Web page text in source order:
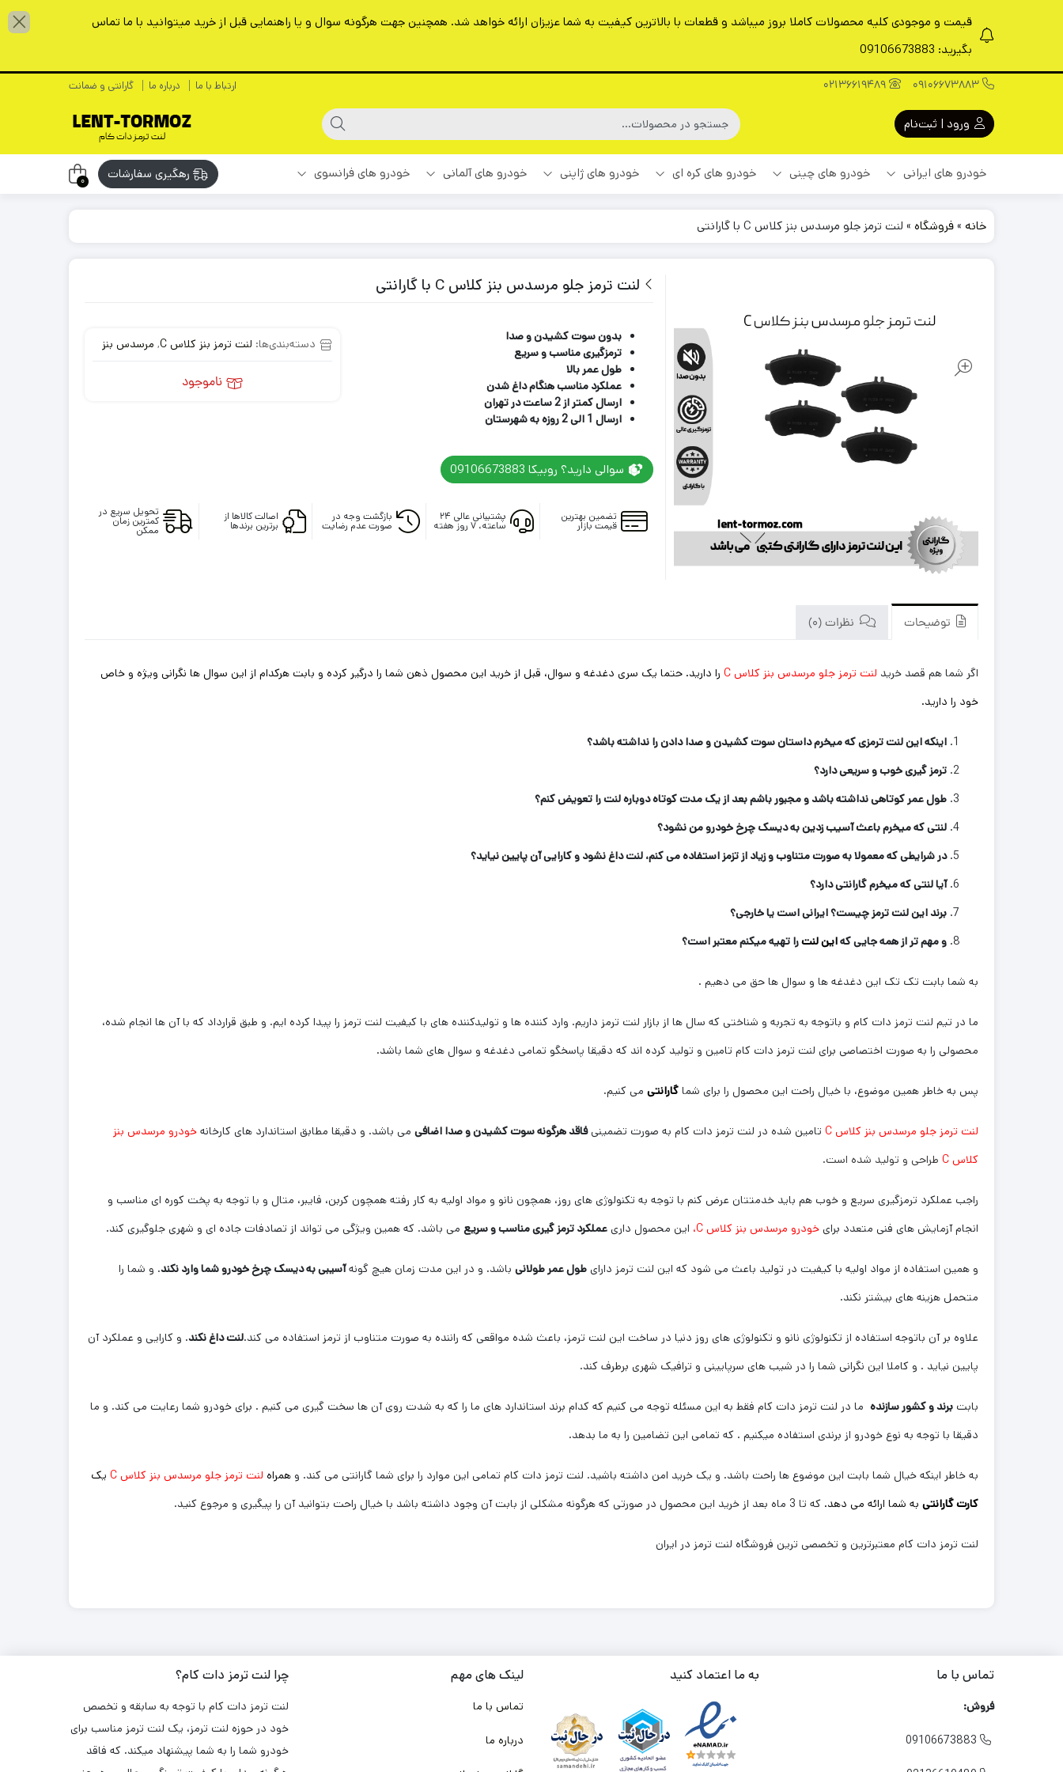
قیمت و موجودی کلیه محصولات کاملا بروز میباشد و قطعات با بالاترین کیفیت به شما عزیزان ارائه خواهد شد. همچنین جهت هرگونه سوال و یا راهنمایی قبل از خرید میتوانید با ما تماس
بگیرید: 09106673883
ارتباط با ما درباره ما گارانتی و ضمانت
ورود | ثبت‌نام
خودرو های ایرانی خودرو های چینی خودرو های کره ای خودرو های ژاپنی خودرو های آلمانی خودرو های فرانسوی رهگیری سفارشات 0
خانه »فروشگاه » لنت ترمز جلو مرسدس بنز کلاس C با گارانتی
لنت ترمز جلو مرسدس بنز کلاس C با گارانتی
بدون سوت کشیدن و صدا
ترمزگیری مناسب و سریع
طول عمر بالا
عملکرد مناسب هنگام داغ شدن
ارسال کمتر از 2 ساعت در تهران
ارسال 1 الی 2 روزه به شهرستان
سوالی دارید؟ روبیکا 09106673883
دسته‌بندی‌ها: لنت ترمز بنز کلاس C , مرسدس بنز
ناموجود
تضمین بهترین
قیمت بازار
پشتیبانی عالی ۲۴
ساعته، ۷ روز هفته
بازگشت وجه در
صورت عدم رضایت
اصالت کالاها از
برترین برندها
تحویل سریع در
کمترین زمان
ممکن
توضیحات نظرات (0)
اگر شما هم قصد خرید لنت ترمز جلو مرسدس بنز کلاس C
را دارید. حتما یک سری دغدغه و سوال، قبل از خرید این محصول ذهن شما را درگیر کرده و بابت هرکدام از این سوال ها نگرانی ویژه و خاص
خود را دارید.
اینکه این لنت ترمزی که میخرم داستان سوت کشیدن و صدا دادن را نداشته باشد؟
ترمز گیری خوب و سریعی دارد؟
طول عمر کوتاهی نداشته باشد و مجبور باشم بعد از یک مدت کوتاه دوباره لنت را تعویض کنم؟
لنتی که میخرم باعث آسیب زدین به دیسک چرخ خودرو من نشود؟
در شرایطی که معمولا به صورت متناوب و زیاد از تزمز استفاده می کنم، لنت داغ نشود و کارایی آن پایین نیاید؟
آیا لنتی که میخرم گارانتی دارد؟
برند این لنت ترمز چیست؟ ایرانی است یا خارجی؟
و مهم تر از همه جایی کهاین لنترا تهیه میکنم معتبر است؟
به شما بابت تک تک این دغدغه ها و سوال ها حق می دهیم .
ما در تیم لنت ترمز دات کام و باتوجه به تجربه و شناختی که سال ها از بازار لنت ترمز داریم. وارد کننده ها و تولیدکننده های با کیفیت لنت ترمز را پیدا کرده ایم. و طبق قرارداد که با آن ها انجام شده،
محصولی را به صورت اختصاصی برای لنت ترمز دات کام تامین و تولید کرده اند که دقیقا پاسخگو تمامی دغدغه و سوال های شما باشد.
پس به خاطر همین موضوع، با خیال راحت این محصول را برای شما گارانتی می کنیم.
لنت ترمز جلو مرسدس بنز کلاس C تامین شده در لنت ترمز دات کام به صورت تضمینیفاقد هرگونه سوت کشیدن و صدا اضافی می باشد. و دقیقا مطابق استاندارد های کارخانه خودرو مرسدس بنز
کلاس C
طراحی و تولید شده است.
راجب عملکرد ترمزگیری سریع و خوب هم باید خدمتتان عرض کنم با توجه به تکنولوژی های روز، همچون نانو و مواد اولیه به کار رفته همچون کربن، فایبر، متال و با توجه به پخت کوره ای مناسب و
انجام آزمایش های فنی متعدد برای خودرو مرسدس بنز کلاس C، این محصول داری عملکرد ترمز گیری مناسب و سریع می باشد. که همین ویژگی می تواند از تصادفات جاده ای و شهری جلوگیری کند.
و همین استفاده از مواد اولیه با کیفیت در تولید باعث می شود که این لنت ترمز دارای طول عمر طولانی باشد. و در این مدت زمان هیچ گونهآسیبی به دیسک چرخ خودرو شما وارد نکند. و شما را
متحمل هزینه های بیشتر نکند.
علاوه بر آن باتوجه استفاده از تکنولوژی نانو و تکنولوژی های روز دنیا در ساخت این لنت ترمز، باعث شده مواقعی که راننده به صورت متناوب از ترمز استفاده می کند.لنت داغ نکند. و کارایی و عملکرد آن
پایین نیاید . و کاملا این نگرانی شما را در شیب های سرپایینی و ترافیک شهری برطرف کند.
بابت برند و کشور سازنده ما در لنت ترمز دات کام فقط به این مسئله توجه می کنیم که کدام برند استاندارد های ما را که به شدت روی آن ها سخت گیری می کنیم . برای خودرو شما رعایت می کند. و ما
دقیقا با توجه به نوع خودرو از برندی استفاده میکنیم . که تمامی این تضامین را به ما بدهد.
به خاطر اینکه خیال شما بابت این موضوع ها راحت باشد. و یک خرید امن داشته باشید. لنت ترمز دات کام تمامی این موارد را برای شما گارانتی می کند. و همراه لنت ترمز جلو مرسدس بنز کلاس C
یک
کارت گارانتی به شما ارائه می دهد. که تا 3 ماه بعد از خرید این محصول در صورتی که هرگونه مشکلی از بابت آن وجود داشته باشد با خیال راحت بتوانید آن را پیگیری و مرجوع کنید.
لنت ترمز دات کام معتبرترین و تخصصی ترین فروشگاه لنت ترمز در ایران
تماس با ما
فروش:

09106673883
به ما اعتماد کنید لینک های مهم
تماس با ما
درباره ما
چرا لنت ترمز دات کام؟
لنت ترمز دات کام با توجه به سابقه و تخصص
خود در حوزه لنت ترمز، یک لنت ترمز مناسب برای
خودرو شما را به شما پیشنهاد میکند. که فاقد